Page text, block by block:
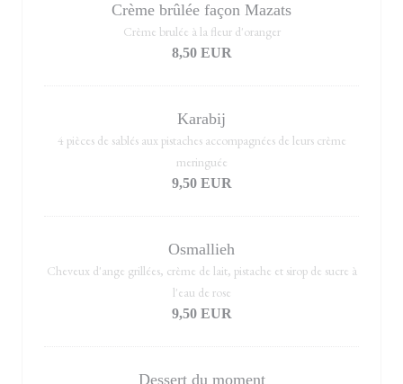
Crème brûlée façon Mazats
Crème brulée à la fleur d'oranger
8,50 EUR
Karabij
4 pièces de sablés aux pistaches accompagnées de leurs crème
meringuée
9,50 EUR
Osmallieh
Cheveux d'ange grillées, crème de lait, pistache et sirop de sucre à
l'eau de rose
9,50 EUR
Dessert du moment